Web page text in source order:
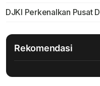
DJKI Perkenalkan Pusat
Rekomendasi